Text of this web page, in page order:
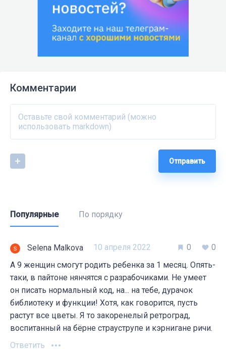
Комментарии
Отправить
Популярные По порядку
Selena Malkova 10 апреля 2022 0
0
А 9 женщин смогут родить ребенка за 1 месяц. Опять-
таки, в пайтоне нянчятся с разрабочиками. Не умеет
он писать нормальный код, на... на тебе, дурачок
библиотеку и функции! Хотя, как говорится, пусть
растут все цветы. Я то закоренелый ретроград,
воспитанный на бёрне страуструпе и кэрнигане ричи.
Ответить